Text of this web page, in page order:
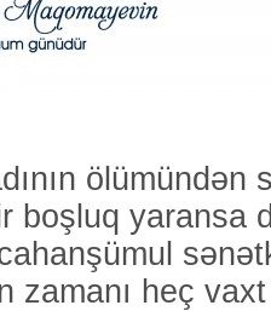
ölümündən
boşluq yaransa
zamanı heç